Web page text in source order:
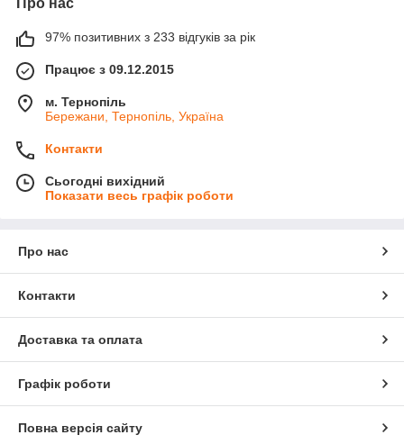
Про нас
97% позитивних з 233 відгуків за рік
Працює з 09.12.2015
м. Тернопіль
Бережани, Тернопіль, Україна
Контакти
Сьогодні вихідний
Показати весь графік роботи
Про нас
Контакти
Доставка та оплата
Графік роботи
Повна версія сайту